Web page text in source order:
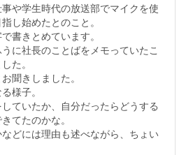
や学生時代の放送部でマイクを使
し始めたとのこと。
書きとめています。
に社長のことばをメモっていたこ
た。
聞きしました。
様子。
ていたか、自分だったらどうする
てたのかな。
どには理由も述べながら、ちょい